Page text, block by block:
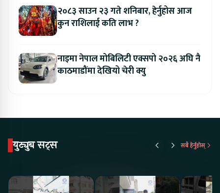
२०८३ साउन २३ गते शनिबार, हेर्नुहोस आज
कुन राशिलाई कति लाभ ?
नाइमा नेपाल मोबिलिटी एक्सपो २०२६ अघि नै
काठमाडौंमा देखियो चेरी क्यु
युट्युब सट्स सबै हेर्नुहोस्